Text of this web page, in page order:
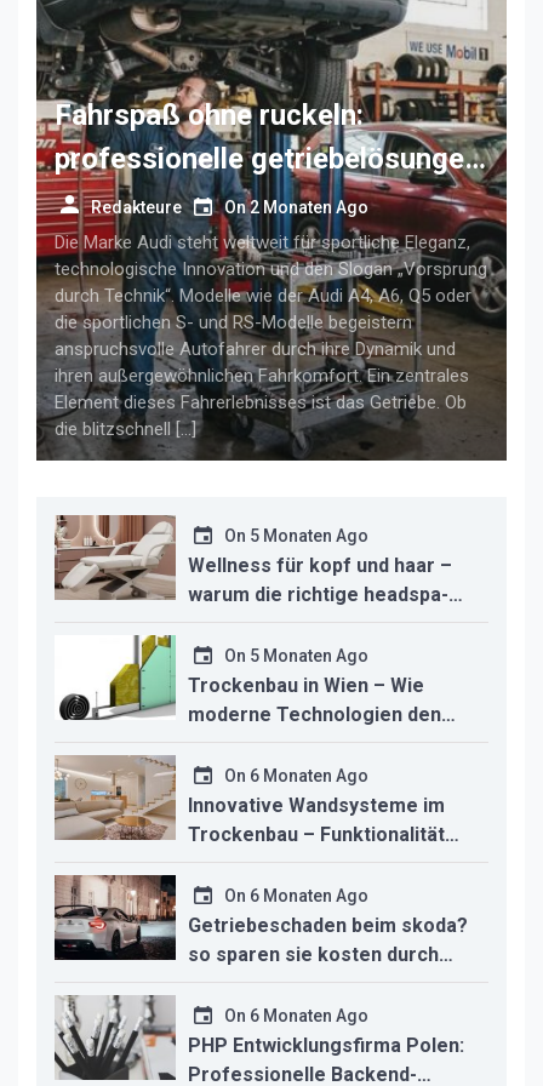
Fahrspaß ohne ruckeln:
professionelle getriebelösungen
für anspruchsvolle audi-fahrer
Redakteure On2 Monaten Ago
Die Marke Audi steht weltweit für sportliche Eleganz,
technologische Innovation und den Slogan „Vorsprung
durch Technik“. Modelle wie der Audi A4, A6, Q5 oder
die sportlichen S- und RS-Modelle begeistern
anspruchsvolle Autofahrer durch ihre Dynamik und
ihren außergewöhnlichen Fahrkomfort. Ein zentrales
Element dieses Fahrerlebnisses ist das Getriebe. Ob
die blitzschnell […]
On 5 Monaten Ago
Wellness für kopf und haar –
warum die richtige headspa-
liege den unterschied für ihr
studio macht
On 5 Monaten Ago
Trockenbau in Wien – Wie
moderne Technologien den
Innenausbau revolutionieren
On 6 Monaten Ago
Innovative Wandsysteme im
Trockenbau – Funktionalität
trifft modernes Design
On 6 Monaten Ago
Getriebeschaden beim skoda?
so sparen sie kosten durch
professionelle instandsetzung
On 6 Monaten Ago
PHP Entwicklungsfirma Polen:
Professionelle Backend-